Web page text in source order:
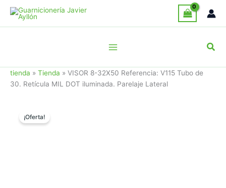
contenido
tienda » Tienda » VISOR 8-32X50 Referencia: V115 Tubo de
30. Retícula MIL DOT iluminada. Parelaje Lateral
¡Oferta!